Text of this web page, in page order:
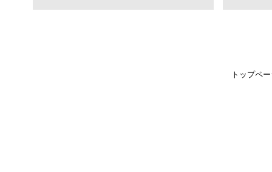
トップペ